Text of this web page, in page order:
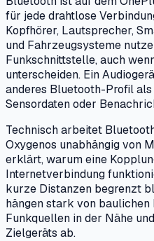
für jede drahtlose
Kopfhörer, Lautsprecher,
und Fahrzeugsysteme
Funkschnittstelle, auch
unterscheiden. Ein
anderes Bluetooth-Profil
Sensordaten oder
Technisch arbeitet
Oxygenos unabhängig von
erklärt, warum eine
Internetverbindung
kurze Distanzen begrenzt
hängen stark von baulichen
Funkquellen in der Nähe
Zielgeräts ab.